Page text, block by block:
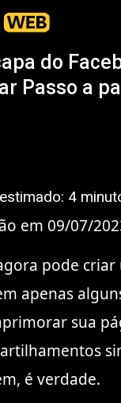
do
Passo a
4
em 09/07/
pode
apenas
sua
é verdade.